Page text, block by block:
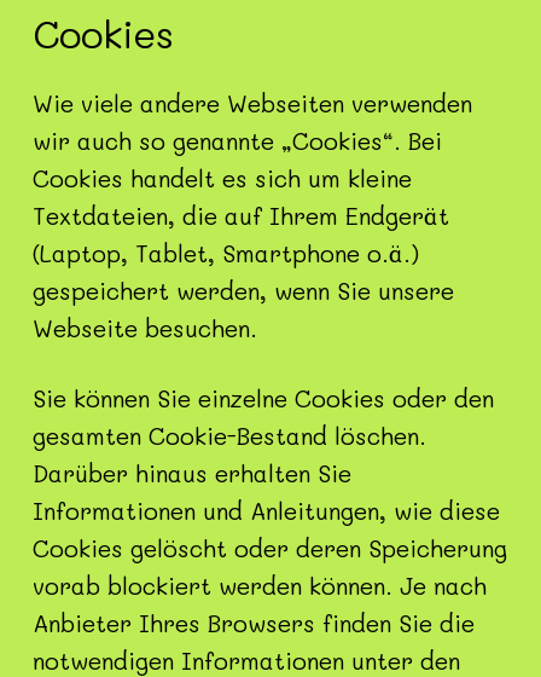
Cookies
Wie viele andere Webseiten verwenden
wir auch so genannte „Cookies“. Bei
Cookies handelt es sich um kleine
Textdateien, die auf Ihrem Endgerät
(Laptop, Tablet, Smartphone o.ä.)
gespeichert werden, wenn Sie unsere
Webseite besuchen.
Sie können Sie einzelne Cookies oder den
gesamten Cookie-Bestand löschen.
Darüber hinaus erhalten Sie
Informationen und Anleitungen, wie diese
Cookies gelöscht oder deren Speicherung
vorab blockiert werden können. Je nach
Anbieter Ihres Browsers finden Sie die
notwendigen Informationen unter den